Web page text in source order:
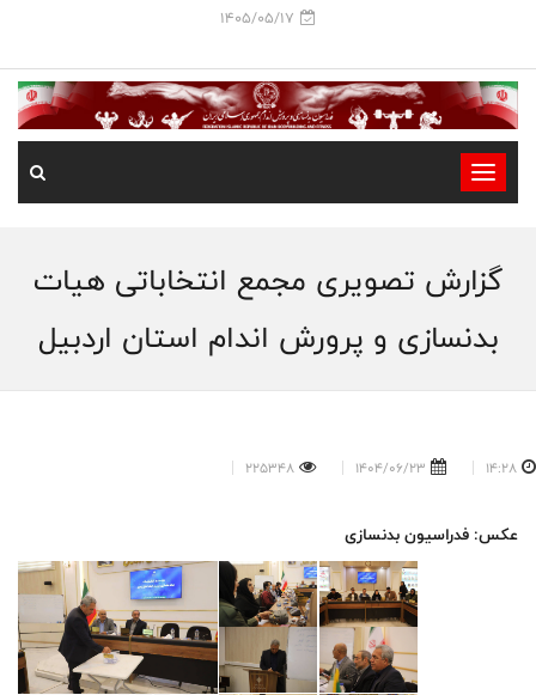
1405/05/17
-
-
-
-
گزارش تصویری مجمع انتخاباتی هیات
بدنسازی و پرورش اندام استان اردبیل
14:28
1404/06/23
225348
عکس: فدراسیون بدنسازی